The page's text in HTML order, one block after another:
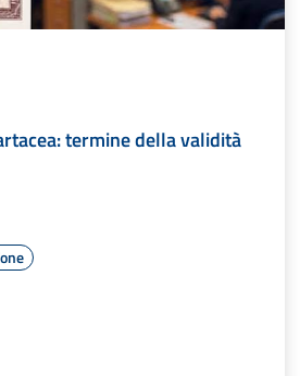
termine della validità